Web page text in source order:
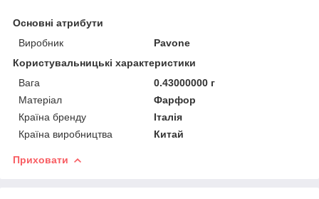
Основні атрибути
Виробник
Pavone
Користувальницькі характеристики
Вага
0.43000000 г
Матеріал
Фарфор
Країна бренду
Італія
Країна виробництва
Китай
Приховати